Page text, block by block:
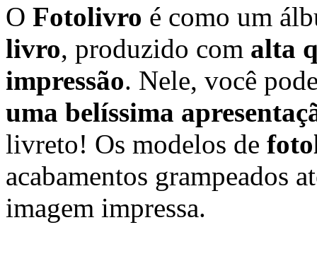
O Fotolivro é como um
livro, produzido com alta
impressão. Nele, você
uma belíssima
livreto! Os modelos de
acabamentos grampeados
imagem impressa.